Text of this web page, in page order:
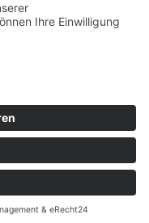
dem bisherigen Preis in